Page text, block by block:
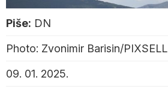
Piše: DN
Photo: Zvonimir Barisin/PIXSELL
09. 01. 2025.